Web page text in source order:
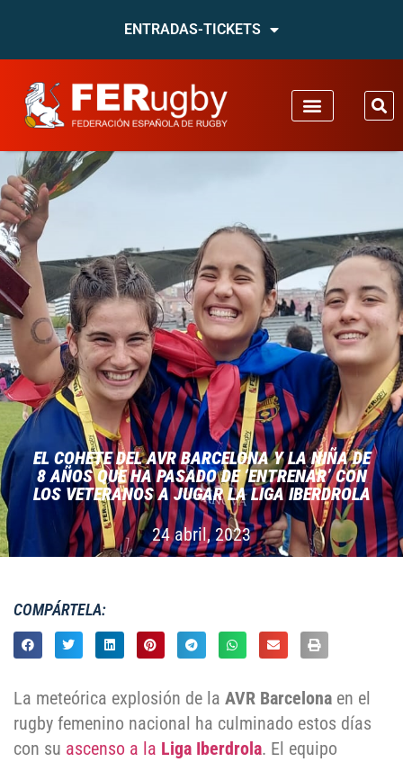
ENTRADAS-TICKETS
EL COHETE DEL AVR BARCELONA Y LA NIÑA DE
8 AÑOS QUE HA PASADO DE ‘ENTRENAR’ CON
LOS VETERANOS A JUGAR LA LIGA IBERDROLA
24 abril, 2023
COMPÁRTELA:
La meteórica explosión de la AVR Barcelona en el
rugby femenino nacional ha culminado estos días
con su ascenso a la Liga Iberdrola. El equipo